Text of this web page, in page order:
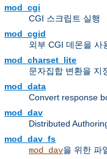
mod_cgi
CGI 스크립트 실행
mod_cgid
외부 CGI 데몬을 사
mod_charset_lite
문자집합 변환을 지
mod_data
Convert response
mod_dav
Distributed
mod_dav_fs
mod_dav을 위한 파